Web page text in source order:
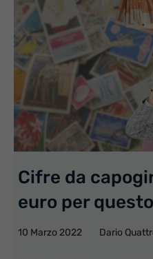
Cifre da
euro per
10 Marzo 2022 Dario